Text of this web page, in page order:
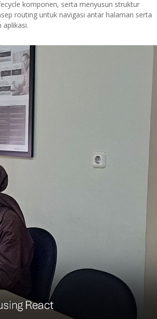
komponen, serta menyusun struktur
routing untuk navigasi antar halaman serta